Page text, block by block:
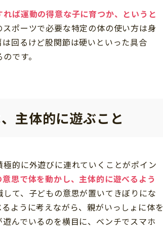
ば運動の得意な子に育つか、というと
ポーツで必要な特定の体の使い方は身
回るけど股関節は硬いといった具合
です。
主体的に遊ぶこと
的に外遊びに連れていくことがポイン
思で体を動かし、主体的に遊べるよう
て、子どもの意思が置いてきぼりにな
ように考えながら、親がいっしょに体を
んでいるのを横目に、ベンチでスマホ